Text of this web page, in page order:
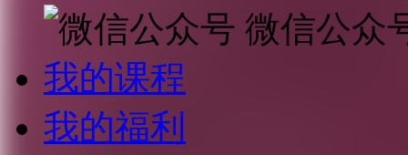
微信公众
我的课程
我的福利